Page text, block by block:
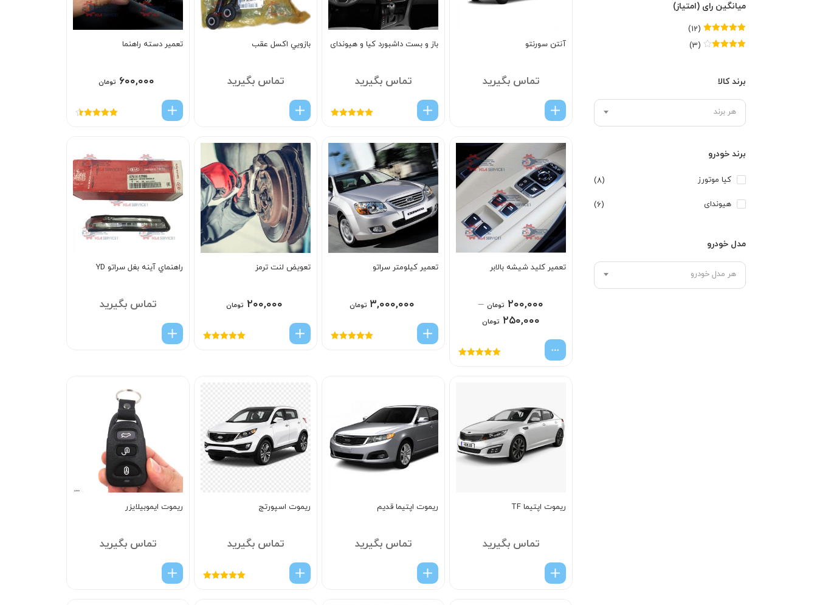
میانگین رای (امتیاز)
امتیاز 5 از 5
(12)
(3)
برند کالا
هر برند
برند خودرو
کیا موتورز (8)
هیوندای (6)
مدل خودرو
هر مدل خودرو
آنتن سورنتو
تماس بگیرید
باز و بست داشبورد کیا و هیوندای
تماس بگیرید
بازويي اکسل عقب
تماس بگیرید
تعمیر دسته راهنما
۶۰۰,۰۰۰ تومان
تعمیر کلید شیشه بالابر
۲۰۰,۰۰۰ تومان –
۲۵۰,۰۰۰ تومان
تعمیر کیلومتر سراتو
۳,۰۰۰,۰۰۰ تومان
تعویض لنت ترمز
۲۰۰,۰۰۰ تومان
راهنماي آينه بغل سراتو YD
تماس بگیرید
ریموت اپتیما TF
تماس بگیرید
ریموت اپتیما قدیم
تماس بگیرید
ریموت اسپورتج
تماس بگیرید
ریموت ایموبیلایزر
تماس بگیرید